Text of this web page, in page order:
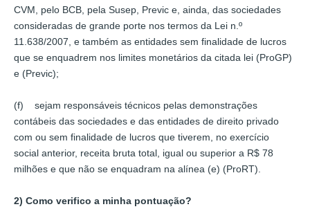
CVM, pelo BCB, pela Susep, Previc e, ainda, das sociedades
consideradas de grande porte nos termos da Lei n.º
11.638/2007, e também as entidades sem finalidade de lucros
que se enquadrem nos limites monetários da citada lei (ProGP)
e (Previc);
(f) sejam responsáveis técnicos pelas demonstrações
contábeis das sociedades e das entidades de direito privado
com ou sem finalidade de lucros que tiverem, no exercício
social anterior, receita bruta total, igual ou superior a R$ 78
milhões e que não se enquadram na alínea (e) (ProRT).
2) Como verifico a minha pontuação?